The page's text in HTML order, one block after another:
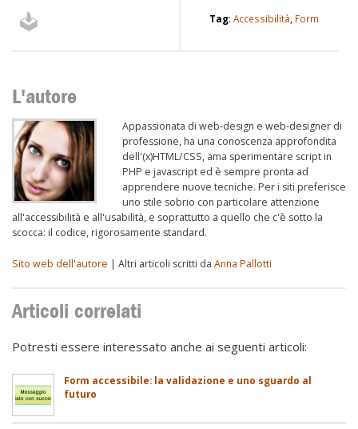
Tag: Accessibilità Form
L'autore
Appassionata di web-design e web-designer di
professione, ha una conoscenza approfondita
dell'(x)HTML/CSS, ama sperimentare script in
PHP e javascript ed è sempre pronta ad
apprendere nuove tecniche. Per i siti preferisce
uno stile sobrio con particolare attenzione
all'accessibilità e all'usabilità, e soprattutto a quello che c'è sotto la
scocca: il codice, rigorosamente standard.
Sito web dell'autore | Altri articoli scritti da Anna Pallotti
Articoli correlati
Potresti essere interessato anche ai seguenti articoli:
Form accessibile: la validazione e uno sguardo al
futuro